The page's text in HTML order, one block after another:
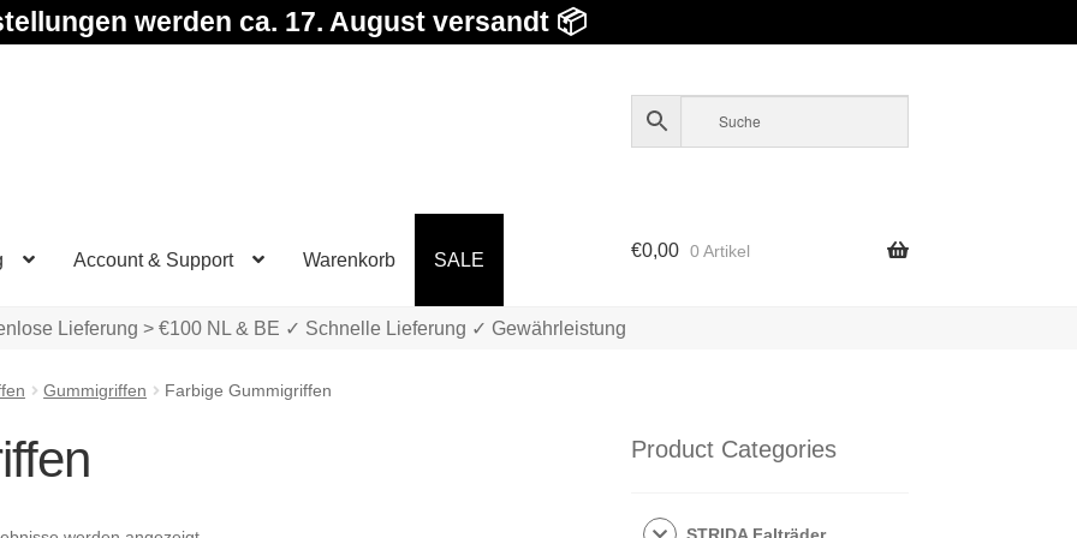
werden ca. 17. August versandt 📦
Account & Support Warenkorb SALE €0,00 0 Artikel
Lieferung > €100 NL & BE ✓ Schnelle Lieferung ✓ Gewährleistung
Gummigriffen Farbige Gummigriffen
Product Categories